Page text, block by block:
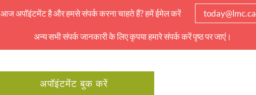
आज अपॉइंटमेंट है और हमसे संपर्क करना चाहते हैं? हमें ईमेल करें today@lmc.ca
अन्य सभी संपर्क जानकारी के लिए कृपया हमारे संपर्क करें पृष्ठ पर जाएं।
अपॉइंटमेंट बुक करें